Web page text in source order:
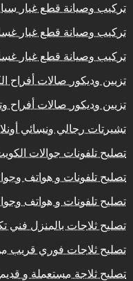
تركيب وصيانة قطع غيار
تركيب وصيانة قطع غيار
تركيب وصيانة قطع غيار
تزيين وديكور صالات أفراح
تزيين وديكور صالات أفراح
تشيرتات رجالي ونسائي
تصليح تلفونات جوالات
تصليح تلفونات و هواتف
تصليح تلفونات و هواتف
تصليح ثلاجات بالمنزل فني
تصليح ثلاجات فوري قريب
تصليح ثلاجة مستعملة و